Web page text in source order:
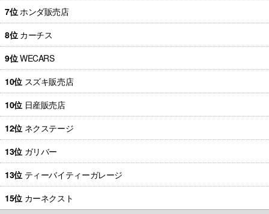
7位 ホンダ販売店
8位 カーチス
9位WECARS
10位 スズキ販売店
10位 日産販売店
12位 ネクステージ
13位 ガリバー
13位 ティーバイティーガレージ
15位 カーネクスト